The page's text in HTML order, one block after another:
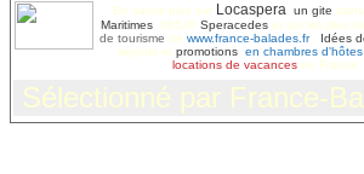
En savoir plus sur Locaspera un gite
Maritimes , 06530 Speracedes et sur les plus
de tourisme de www.france-balades.fr: Idées
séjours et promotions en chambres d'hôtes
locations de vacances en France
Sélectionné par France-